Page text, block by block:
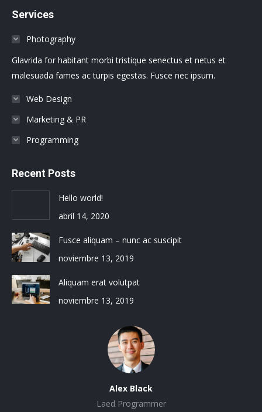
opens
window
opens
new
window
new
window
new
windowwindowwindow
Services
Photography
Glavrida for habitant morbi tristique senectus et netus et
malesuada fames ac turpis egestas. Fusce nec ipsum.
Web Design
Marketing & PR
Programming
Recent Posts
Hello world!
abril 14, 2020
Fusce aliquam – nunc ac suscipit
noviembre 13, 2019
Aliquam erat volutpat
noviembre 13, 2019
Alex Black
Laed Programmer